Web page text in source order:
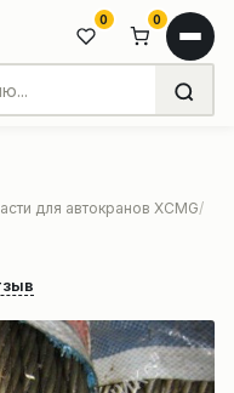
0 0
для автокранов XCMG